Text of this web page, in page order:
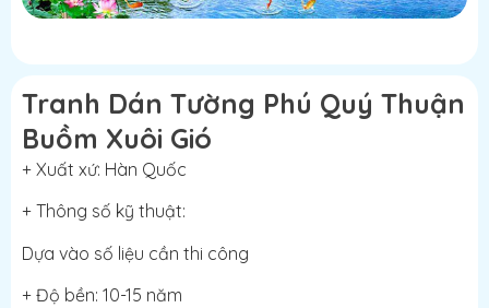
Tranh Dán Tường Phú Quý Thuận
Buồm Xuôi Gió
+ Xuất xứ: Hàn Quốc
+ Thông số kỹ thuật:
Dựa vào số liệu cần thi công
+ Độ bền: 10-15 năm